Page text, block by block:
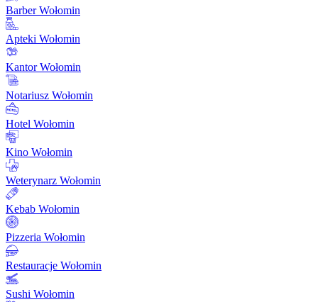
Barber Wołomin
Apteki Wołomin
Kantor Wołomin
Notariusz Wołomin
Hotel Wołomin
Kino Wołomin
Weterynarz Wołomin
Kebab Wołomin
Pizzeria Wołomin
Restauracje Wołomin
Sushi Wołomin